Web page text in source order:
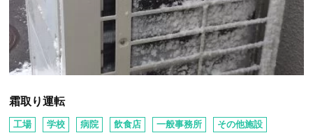
霜取り運転
工場 学校 病院 飲⾷店 ⼀般事務所 その他施設